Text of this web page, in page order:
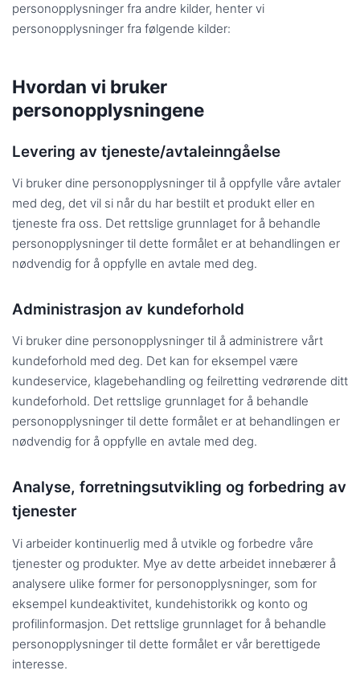
personopplysninger fra andre kilder, henter vi
personopplysninger fra følgende kilder:
Hvordan vi bruker
personopplysningene
Levering av tjeneste/avtaleinngåelse
Vi bruker dine personopplysninger til å oppfylle våre avtaler
med deg, det vil si når du har bestilt et produkt eller en
tjeneste fra oss. Det rettslige grunnlaget for å behandle
personopplysninger til dette formålet er at behandlingen er
nødvendig for å oppfylle en avtale med deg.
Administrasjon av kundeforhold
Vi bruker dine personopplysninger til å administrere vårt
kundeforhold med deg. Det kan for eksempel være
kundeservice, klagebehandling og feilretting vedrørende ditt
kundeforhold. Det rettslige grunnlaget for å behandle
personopplysninger til dette formålet er at behandlingen er
nødvendig for å oppfylle en avtale med deg.
Analyse, forretningsutvikling og forbedring av
tjenester
Vi arbeider kontinuerlig med å utvikle og forbedre våre
tjenester og produkter. Mye av dette arbeidet innebærer å
analysere ulike former for personopplysninger, som for
eksempel kundeaktivitet, kundehistorikk og konto og
profilinformasjon. Det rettslige grunnlaget for å behandle
personopplysninger til dette formålet er vår berettigede
interesse.